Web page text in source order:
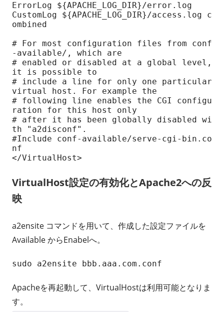
ErrorLog ${APACHE_LOG_DIR}/error.log
CustomLog ${APACHE_LOG_DIR}/access.log c
ombined
# For most configuration files from conf
-available/, which are
# enabled or disabled at a global level,
it is possible to
# include a line for only one particular
virtual host. For example the
# following line enables the CGI configu
ration for this host only
# after it has been globally disabled wi
th "a2disconf".
#Include conf-available/serve-cgi-bin.co
nf
</VirtualHost>
VirtualHost設定の有効化とApache2への反
映
a2ensite コマンドを用いて、作成した設定ファイルを
Available からEnabelへ。
sudo a2ensite bbb.aaa.com.conf
Apacheを再起動して、VirtualHostは利用可能となりま
す。